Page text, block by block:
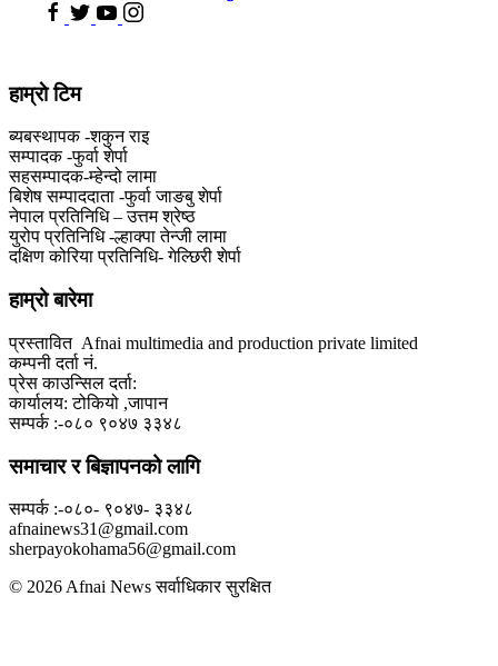
हाम्राे टिम
ब्यबस्थापक -शकुन राइ
सम्पादक -फुर्वा शेर्पा
सहसम्पादक-म्हेन्दो लामा
‍बिशेष सम्पाददाता -फुर्वा जा‌ङबु शेर्पा
नेपाल प्रतिनिधि – उत्तम श्रेष्ठ
युरोप प्रतिनिधि -ल्हाक्पा तेन्जी लामा
दक्षिण कोरिया प्रतिनिधि- गेल्छिरी शेर्पा
हाम्रो बारेमा
प्रस्तावित Afnai multimedia and production private limited
कम्पनी दर्ता नं.
प्रेस काउन्सिल दर्ता:
कार्यालय: टोकियो ,जापान
सम्पर्क :-०८० ९०४७ ३३४८
समाचार र बिज्ञापनको लागि
सम्पर्क :-०८०- ९०४७- ३३४८
afnainews31@gmail.com
sherpayokohama56@gmail.com
© 2026 Afnai News सर्वाधिकार सुरक्षित